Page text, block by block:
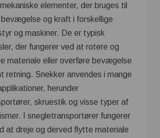
elementer, der bruges til
og kraft i forskellige
og maskiner. De er typisk
der fungerer ved at rotere og
materiale eller overføre bevægelse
retning. Snekker anvendes i mange
herunder
skruestik og visse typer af
I snegletransportører fungerer
at dreje og derved flytte materiale